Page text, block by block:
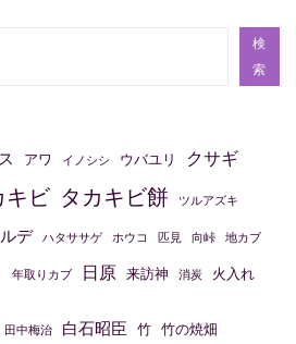
検
索
アワ イノシシ ウバユリ クサギ
キビ タカキビ餅 ツルアズキ
デ ハタササゲ ホウコ 匹見 向峠 地カブ
年取りカブ 日原 来訪神 消炭 火入れ
田中梅治 白石昭臣 竹 竹の焼畑